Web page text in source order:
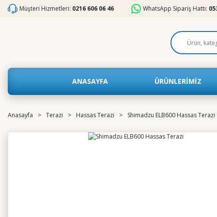
Müşteri Hizmetleri: 0216 606 06 46 WhatsApp Sipariş Hattı:
ANASAYFA ÜRÜNLERİMİZ
Anasayfa Terazi Hassas Terazi Shimadzu ELB600 Hassas Terazi